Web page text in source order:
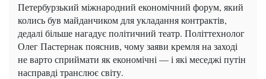
Петербурзький міжнародний економічний форум, який
колись був майданчиком для укладання контрактів,
дедалі більше нагадує політичний театр. Політтехнолог
Олег Пастернак пояснив, чому заяви кремля на заході
не варто сприймати як економічні — і які меседжі путін
насправді транслює світу.